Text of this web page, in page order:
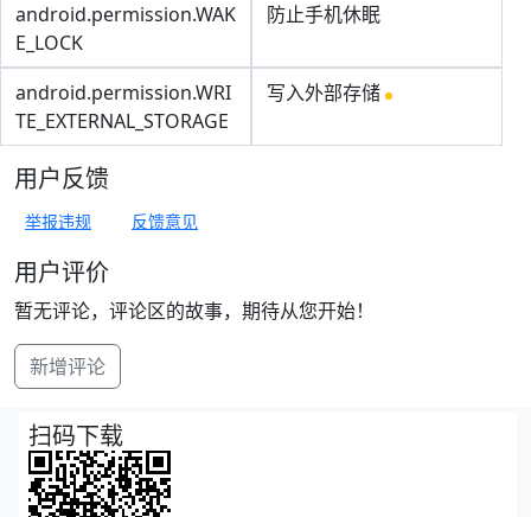
android.permission.WAK
E_LOCK
防止手机休眠
android.permission.WRI
TE_EXTERNAL_STORAGE
写入外部存储
用户反馈
举报违规 反馈意见
用户评价
暂无评论，评论区的故事，期待从您开始！
新增评论
扫码下载